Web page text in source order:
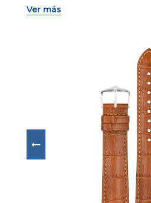
alligator
inspirada en las correas de
la belleza natural del
perfectamente con cajas
bicolor, adaptándose
como casuales; incorpora el
, que proporciona
y confortable sobre la
además de resistencia a
mayor durabilidad frente al
medida de 20 mm y
mm, esta correa Hirsch
alternativa para quienes
con un accesorio
Ver más